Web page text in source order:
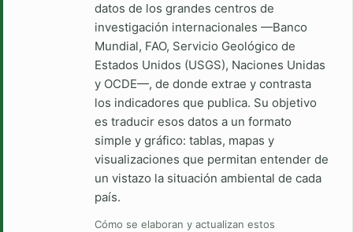
datos de los grandes centros de
investigación internacionales —Banco
Mundial, FAO, Servicio Geológico de
Estados Unidos (USGS), Naciones Unidas
y OCDE—, de donde extrae y contrasta
los indicadores que publica. Su objetivo
es traducir esos datos a un formato
simple y gráfico: tablas, mapas y
visualizaciones que permitan entender de
un vistazo la situación ambiental de cada
país.
Cómo se elaboran y actualizan estos